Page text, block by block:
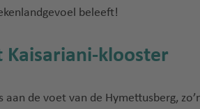
beleeft!
Kaisariani-klooster
aan de voet van de Hymettusberg,